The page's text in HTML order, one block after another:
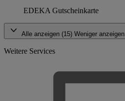
EDEKA Gutscheinkarte
Alle anzeigen (15) Weniger anzeigen
Weitere Services